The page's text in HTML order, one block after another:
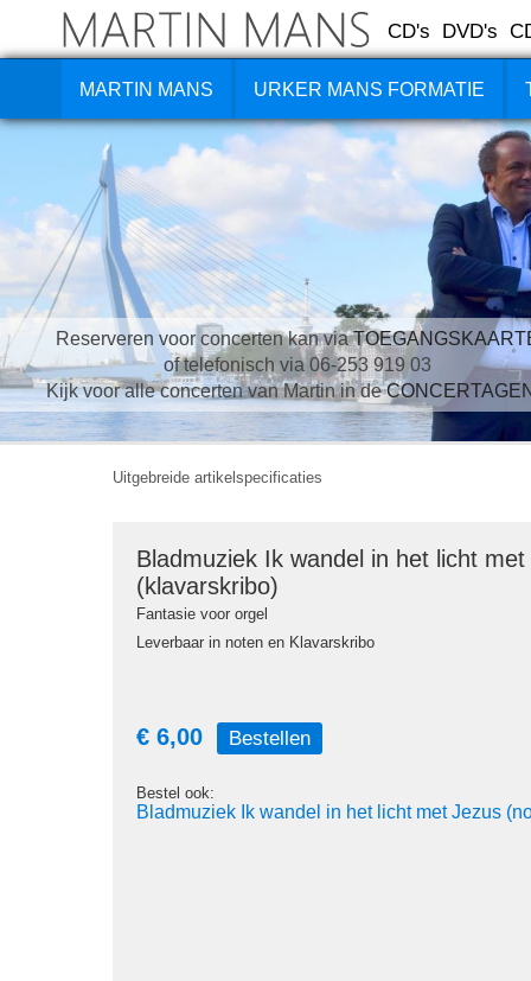
CD's DVD's
MARTIN MANS URKER MANS FORMATIE
Reserveren voor concerten kan via
of telefonisch via 06-253 919 03
Kijk voor alle concerten van Martin in de
Uitgebreide artikelspecificaties
Bladmuziek Ik wandel in het licht
(klavarskribo)
Fantasie voor orgel
Leverbaar in noten en Klavarskribo
€ 6,00 Bestellen
Bestel ook:
Bladmuziek Ik wandel in het licht met Jezus